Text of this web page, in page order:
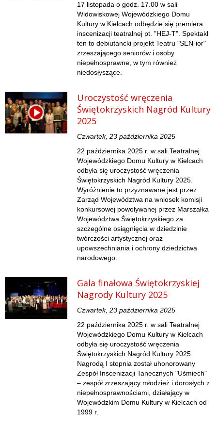
17 listopada o godz. 17.00 w sali
Widowiskowej Wojewódzkiego Domu
Kultury w Kielcach odbędzie się premiera
inscenizacji teatralnej pt. "HEJ-T". Spektakl
ten to debiutancki projekt Teatru "SEN-ior"
zrzeszającego seniorów i osoby
niepełnosprawne, w tym również
niedosłyszące.
Uroczystość wręczenia
Świętokrzyskich Nagród Kultury
2025
Czwartek, 23 października 2025
22 października 2025 r. w sali Teatralnej
Wojewódzkiego Domu Kultury w Kielcach
odbyła się uroczystość wręczenia
Świętokrzyskich Nagród Kultury 2025.
Wyróżnienie to przyznawane jest przez
Zarząd Województwa na wniosek komisji
konkursowej powoływanej przez Marszałka
Województwa Świętokrzyskiego za
szczególne osiągnięcia w dziedzinie
twórczości artystycznej oraz
upowszechniania i ochrony dziedzictwa
narodowego.
Gala finałowa Świętokrzyskiej
Nagrody Kultury 2025
Czwartek, 23 października 2025
22 października 2025 r. w sali Teatralnej
Wojewódzkiego Domu Kultury w Kielcach
odbyła się uroczystość wręczenia
Świętokrzyskich Nagród Kultury 2025.
Nagrodą I stopnia został uhonorowany
Zespół Inscenizacji Tanecznych "Uśmiech"
– zespół zrzeszający młodzież i dorosłych z
niepełnosprawnościami, działający w
Wojewódzkim Domu Kultury w Kielcach od
1999 r.